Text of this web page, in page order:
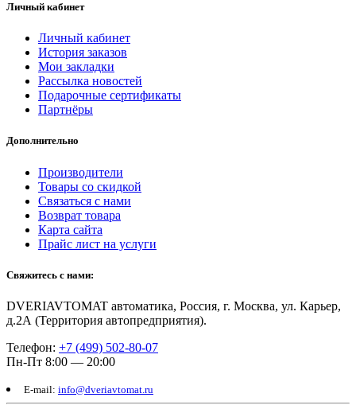
Личный кабинет
Личный кабинет
История заказов
Мои закладки
Рассылка новостей
Подарочные сертификаты
Партнёры
Дополнительно
Производители
Товары со скидкой
Связаться с нами
Возврат товара
Карта сайта
Прайс лист на услуги
Свяжитесь с нами:
DVERIAVTOMAT автоматика, Россия, г. Москва, ул. Карьер,
д.2А (Территория автопредприятия).
Телефон: +7 (499) 502-80-07
Пн-Пт 8:00 — 20:00
E-mail: info@dveriavtomat.ru